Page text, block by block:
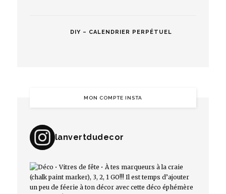
DIY – CALENDRIER PERPÉTUEL
MON COMPTE INSTA
lanvertdudecor